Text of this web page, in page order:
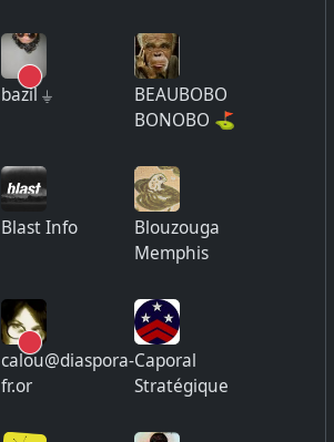
bazil ⏚
BEAUBOBO
BONOBO ⛳
Blast Info
Blouzouga
Memphis
calou@diaspora-
fr.or
Caporal
Stratégique